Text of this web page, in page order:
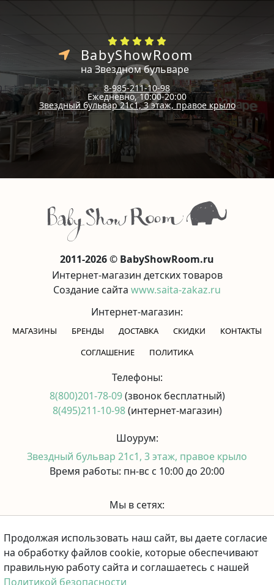
BabyShowRoom
на Звездном бульваре
8-985-211-10-98
Ежедневно, 10:00-20:00
Звездный бульвар 21с1, 3 этаж, правое крыло
2011-2026 © BabyShowRoom.ru
Интернет-магазин детских товаров
Создание сайта www.saita-zakaz.ru
Интернет-магазин:
МАГАЗИНЫ БРЕНДЫ ДОСТАВКА СКИДКИ
КОНТАКТЫ
CОГЛАШЕНИЕ
ПОЛИТИКА
Телефоны:
8(800)201-78-09(звонок бесплатный)
8(495)211-10-98(интернет-магазин)
Шоурум:
Звездный бульвар 21с1, 3 этаж, правое крыло
Время работы: пн-вс с 10:00 до 20:00
Мы в сетях:
Принимаем к оплате:
Продолжая использовать наш сайт, вы даете согласие
на обработку файлов cookie, которые обеспечивают
правильную работу сайта и соглашаетесь с нашей
Политикой безопасности